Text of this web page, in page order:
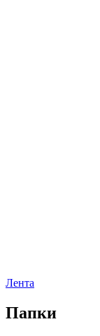
Лента
Папки